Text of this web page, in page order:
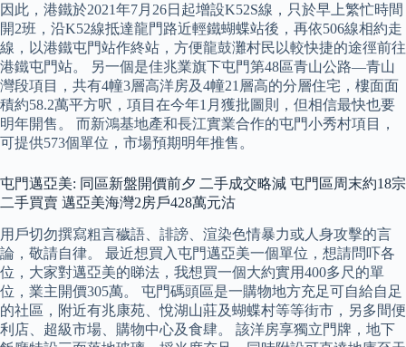
因此，港鐵於2021年7月26日起增設K52S線，只於早上繁忙時間
開2班，沿K52線抵達龍門路近輕鐵蝴蝶站後，再依506線相約走
線，以港鐵屯門站作終站，方便龍鼓灘村民以較快捷的途徑前往
港鐵屯門站。 另一個是佳兆業旗下屯門第48區青山公路—青山
灣段項目，共有4幢3層高洋房及4幢21層高的分層住宅，樓面面
積約58.2萬平方呎，項目在今年1月獲批圖則，但相信最快也要
明年開售。 而新鴻基地產和長江實業合作的屯門小秀村項目，
可提供573個單位，市場預期明年推售。
屯門邁亞美: 同區新盤開價前夕 二手成交略減 屯門區周末約18宗
二手買賣 邁亞美海灣2房戶428萬元沽
用戶切勿撰寫粗言穢語、誹謗、渲染色情暴力或人身攻擊的言
論，敬請自律。 最近想買入屯門邁亞美一個單位，想請問吓各
位，大家對邁亞美的睇法，我想買一個大約實用400多尺的單
位，業主開價305萬。 屯門碼頭區是一購物地方充足可自給自足
的社區，附近有兆康苑、悅湖山莊及蝴蝶村等等街市，另多間便
利店、超級市場、購物中心及食肆。 該洋房享獨立門牌，地下